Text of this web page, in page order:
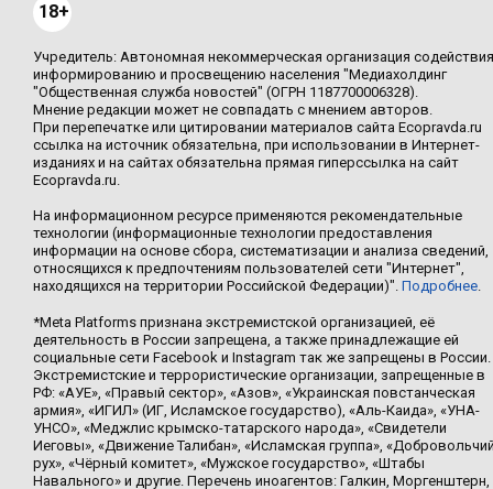
18+
Учредитель: Автономная некоммерческая организация содействия
информированию и просвещению населения "Медиахолдинг
"Общественная служба новостей" (ОГРН 1187700006328).
Мнение редакции может не совпадать с мнением авторов.
При перепечатке или цитировании материалов сайта Ecopravda.ru
ссылка на источник обязательна, при использовании в Интернет-
изданиях и на сайтах обязательна прямая гиперссылка на сайт
Ecopravda.ru.
На информационном ресурсе применяются рекомендательные
технологии (информационные технологии предоставления
информации на основе сбора, систематизации и анализа сведений,
относящихся к предпочтениям пользователей сети "Интернет",
находящихся на территории Российской Федерации)". Подробнее.
*Meta Platforms признана экстремистской организацией, её
деятельность в России запрещена, а также принадлежащие ей
социальные сети Facebook и Instagram так же запрещены в России.
Экстремистские и террористические организации, запрещенные в
РФ: «АУЕ», «Правый сектор», «Азов», «Украинская повстанческая
армия», «ИГИЛ» (ИГ, Исламское государство), «Аль-Каида», «УНА-
УНСО», «Меджлис крымско-татарского народа», «Свидетели
Иеговы», «Движение Талибан», «Исламская группа»,
рух», «Чёрный комитет», «Мужское государство», «Штабы
Навального» и другие. Перечень иноагентов: Галкин, Моргенштерн,